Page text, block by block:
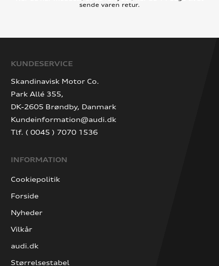
sende varen retur.
KUNDESERVICE
Skandinavisk Motor Co.
Park Allé 355,
DK-2605 Brøndby, Danmark
Kundeinformation@audi.dk
Tlf. ( 0045 ) 7070 1536
INFORMATION
Cookiepolitik
Forside
Nyheder
Vilkår
audi.dk
Størrelsestabel